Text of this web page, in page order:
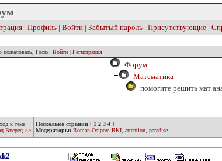
| Профиль | Войти | Забытый пароль | Присутствующие |
пожаловать, Гость: Войти | Регистрация
Форум
Математика
помогите решить мат
к теме
Вперед >>
Несколько страниц [ 1 2 3 4 ]
Модераторы: Roman Osipov, RKI attention paradise